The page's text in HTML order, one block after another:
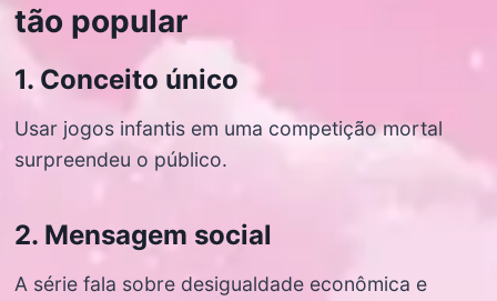
tão popular
1. Conceito único
Usar jogos infantis em uma competição mortal
surpreendeu o público.
2. Mensagem social
A série fala sobre desigualdade econômica e